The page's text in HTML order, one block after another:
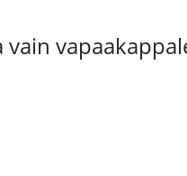
vain